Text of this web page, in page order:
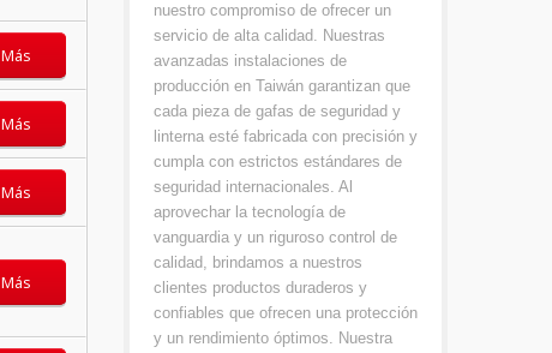
Más
Más
Más
Más
nuestro compromiso de ofrecer un
servicio de alta calidad. Nuestras
avanzadas instalaciones de
producción en Taiwán garantizan que
cada pieza de gafas de seguridad y
linterna esté fabricada con precisión y
cumpla con estrictos estándares de
seguridad internacionales. Al
aprovechar la tecnología de
vanguardia y un riguroso control de
calidad, brindamos a nuestros
clientes productos duraderos y
confiables que ofrecen una protección
y un rendimiento óptimos. Nuestra